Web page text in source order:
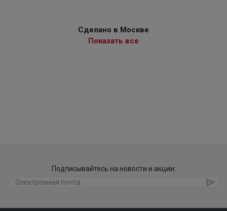
Сделано в Москве
Показать все
Подписывайтесь на новости и акции: